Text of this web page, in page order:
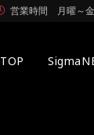
営業時間 月曜～
TOP